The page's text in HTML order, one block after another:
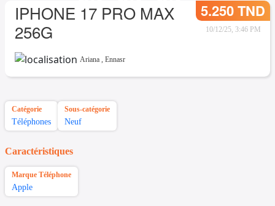
IPHONE 17 PRO MAX
256G
5.250 TND
10/12/25, 3:46 PM
Ariana , Ennasr
Catégorie
Téléphones
Sous-catégorie
Neuf
Caractéristiques
Marque Téléphone
Apple